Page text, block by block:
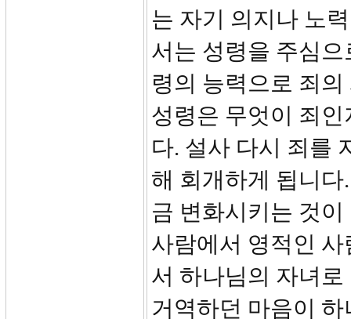
는 자기 의지나 노
서는 성령을 주심
령의 능력으로 죄
성령은 무엇이 죄
다. 설사 다시 죄를
해 회개하게 됩니
금 변화시키는 것
사람에서 영적인
서 하나님의 자녀
거역하던 마음이